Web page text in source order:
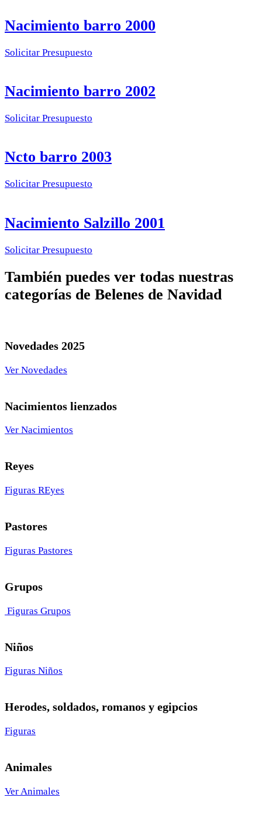
Nacimiento barro 2000
Solicitar Presupuesto
Nacimiento barro 2002
Solicitar Presupuesto
Ncto barro 2003
Solicitar Presupuesto
Nacimiento Salzillo 2001
Solicitar Presupuesto
También puedes ver todas nuestras
categorías de Belenes de Navidad
Novedades 2025
Ver Novedades
Nacimientos lienzados
Ver Nacimientos
Reyes
Figuras REyes
Pastores
Figuras Pastores
Grupos
Figuras Grupos
Niños
Figuras Niños
Herodes, soldados, romanos y egipcios
Figuras
Animales
Ver Animales